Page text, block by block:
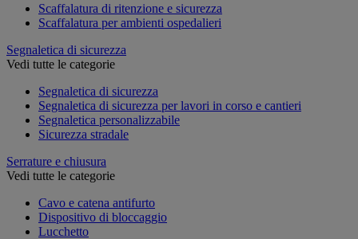
Scaffalatura di ritenzione e sicurezza
Scaffalatura per ambienti ospedalieri
Segnaletica di sicurezza
Vedi tutte le categorie
Segnaletica di sicurezza
Segnaletica di sicurezza per lavori in corso e cantieri
Segnaletica personalizzabile
Sicurezza stradale
Serrature e chiusura
Vedi tutte le categorie
Cavo e catena antifurto
Dispositivo di bloccaggio
Lucchetto